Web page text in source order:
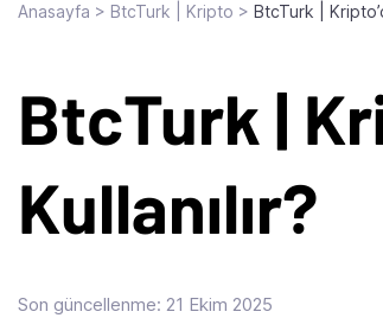
Anasayfa > BtcTurk | Kripto > BtcTurk |
BtcTurk |
Kullanılır?
Son güncellenme: 21 Ekim 2025